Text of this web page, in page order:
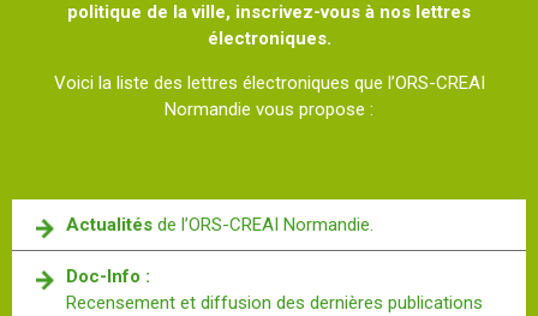
politique de la ville, inscrivez-vous à nos lettres
électroniques.
Voici la liste des lettres électroniques que l’ORS-CREAI
Normandie vous propose :
Actualités de l’ORS-CREAI Normandie.
Doc-Info :
Recensement et diffusion des dernières publications